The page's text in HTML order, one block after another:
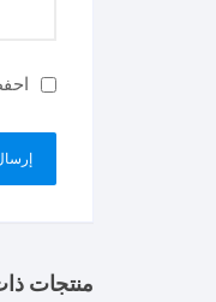
منتجات